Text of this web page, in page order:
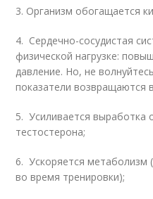
3. Организм обогащается
4. Сердечно-сосудистая
физической нагрузке:
давление. Но, не
показатели возвращаются
5. Усиливается выработка
тестостерона;
6. Ускоряется метаболизм
во время тренировки);